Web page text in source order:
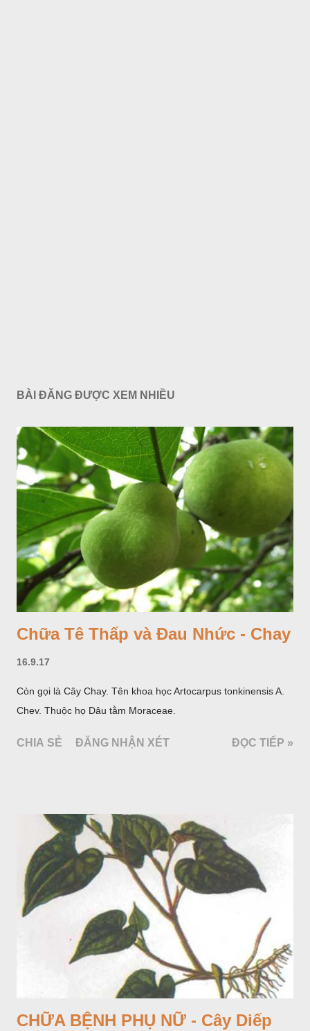
BÀI ĐĂNG ĐƯỢC XEM NHIỀU
Chữa Tê Thấp và Đau Nhức - Chay
16.9.17
Còn gọi là Cây Chay. Tên khoa học Artocarpus tonkinensis A.
Chev. Thuộc họ Dâu tằm Moraceae.
CHIA SẺ ĐĂNG NHẬN XÉT ĐỌC TIẾP »
CHỮA BỆNH PHỤ NỮ - Cây Diếp